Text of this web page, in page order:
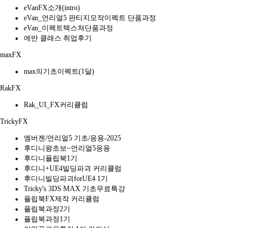
eVanFX소개(intro)
eVan_언리얼5 판티지모작이펙트 단품과정
eVan_이펙트텍스쳐단품과정
에반 클래스 취업후기
maxFX
max의기초이펙트(1달)
RakFX
Rak_UI_FX커리큘럼
TrickyFX
엠버젠/언리얼5 기초/응용-2025
후디니왕초보~언리얼5응용
후디니플립북1기
후디니+UE4빌딩파괴 커리큘럼
후디니빌딩파괴forUE4 1기
Tricky's 3DS MAX 기초무료특강
플립북FX제작 커리큘럼
플립북과정2기
플립북과정1기